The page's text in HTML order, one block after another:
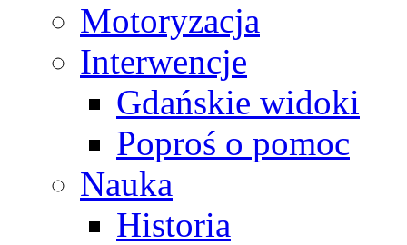
Motoryzacja
Interwencje
Gdańskie widoki
Poproś o pomoc
Nauka
Historia